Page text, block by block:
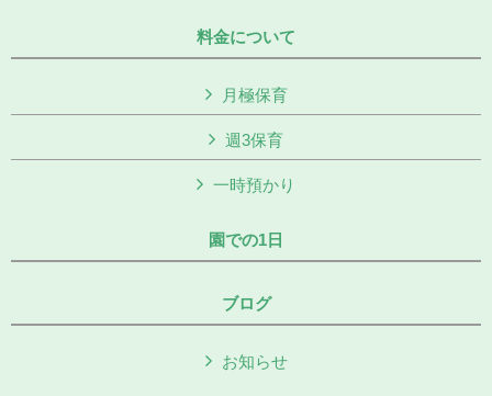
料金について
月極保育
週3保育
一時預かり
園での1日
ブログ
お知らせ